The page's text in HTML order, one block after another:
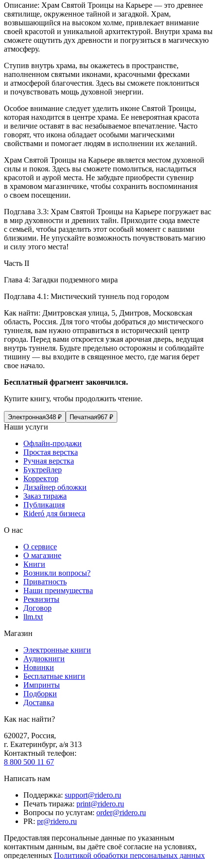
Описание: Храм Святой Троицы на Карьере — это древнее
святилище, окруженное тайной и загадкой. Храм,
возвышающийся на высоком холме, привлекает внимание
своей красотой и уникальной архитектурой. Внутри храма вы
сможете ощутить дух древности и погрузиться в магическую
атмосферу.
Ступив внутрь храма, вы окажетесь в пространстве,
наполненном святыми иконами, красочными фресками
и атмосферой благочестия. Здесь вы сможете поклониться
и почувствовать мощь духовной энергии.
Особое внимание следует уделить иконе Святой Троицы,
которая находится в центре храма. Ее невероятная красота
и величие оставят в вас незабываемое впечатление. Часто
говорят, что икона обладает особыми магическими
свойствами и помогает людям в исполнении их желаний.
Храм Святой Троицы на Карьере является местом духовной
силы и покоя. Здесь вы сможете помолиться, насладиться
красотой и аурой места. Не забудьте приобрести сувенир
в храмовом магазинчике, чтобы сохранить воспоминания
о своем посещении.
Подглава 3.3: Храм Святой Троицы на Карьере погружает вас
в мир духовности и древних тайн. Приходите сюда вместе
с семьей, чтобы разделить этот особый момент с вашими
близкими. Не упускайте возможность почувствовать магию
и силу этого места!
Часть II
Глава 4: Загадки подземного мира
Подглава 4.1: Мистический туннель под городом
Как найти: Дмитровская улица, 5, Дмитров, Московская
область, Россия. Для того чтобы добраться до мистического
туннеля, вам нужно отправиться в исторический центр
города. Перед вами откроется узкая арочная дверь, ведущая
внутрь туннеля. Будьте предельно осторожны и соблюдайте
тишину — вы входите в священное место, где магия берет
свое начало.
Бесплатный фрагмент закончился.
Купите книгу, чтобы продолжить чтение.
Электронная348 ₽ Печатная967 ₽
Наши услуги
Офлайн-продажи
Простая верстка
Ручная верстка
Буктрейлер
Корректор
Дизайнер обложки
Заказ тиража
Публикация
Rideró для бизнеса
О нас
О сервисе
О магазине
Книги
Возникли вопросы?
Приватность
Наши преимущества
Реквизиты
Договор
llm.txt
Магазин
Электронные книги
Аудиокниги
Новинки
Бесплатные книги
Импринты
Подборки
Доставка
Как нас найти?
620027, Россия,
г. Екатеринбург, а/я 313
Контактный телефон:
8 800 500 11 67
Написать нам
Поддержка: support@ridero.ru
Печать тиража: print@ridero.ru
Вопросы по услугам: order@ridero.ru
PR: pr@ridero.ru
Предоставляя персональные данные по указанным
контактным данным, вы даёте своё согласие на условиях,
определенных Политикой обработки персональных данных